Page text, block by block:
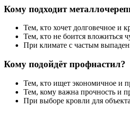
Кому подходит
Тем, кто хочет долговечное и
Тем, кто не боится вложиться
При климате с частым
Кому подойдёт профнастил?
Тем, кто ищет экономичное и
Тем, кому важна прочность и
При выборе кровли для